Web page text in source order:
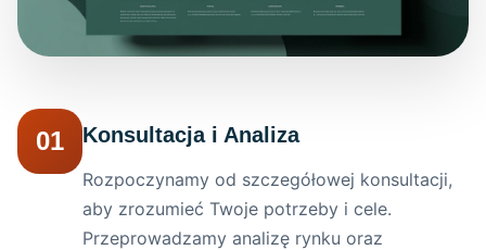
01 Konsultacja i Analiza
Rozpoczynamy od szczegółowej konsultacji,
aby zrozumieć Twoje potrzeby i cele.
Przeprowadzamy analizę rynku oraz